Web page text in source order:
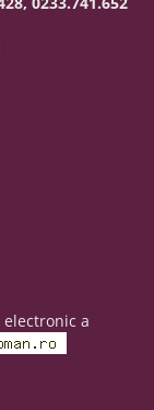
a